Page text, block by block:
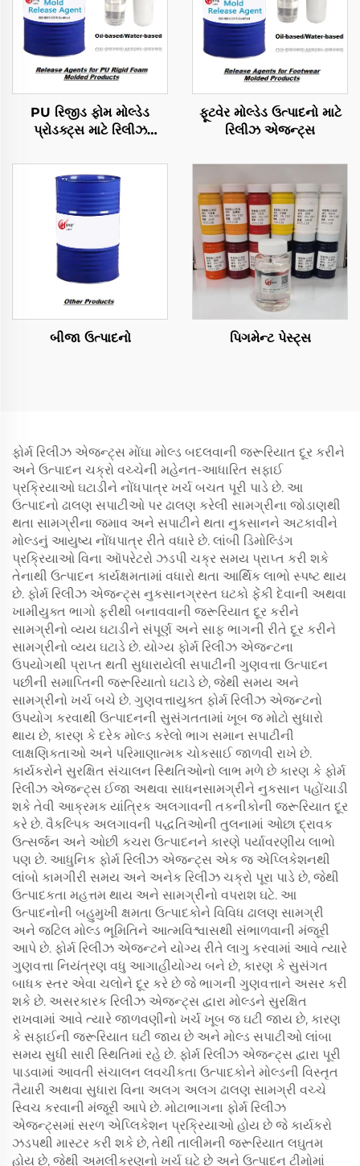
PU રિજીડ ફોમ મોલ્ડેડ
પ્રોડક્ટ્સ માટે રિલીઝ
ફૂટવેર મોલ્ડેડ ઉત્પાદનો માટે
રિલીઝ એજન્ટ્સ
બીજા ઉત્પાદનો પિગમેન્ટ પેસ્ટ્સ
ફોર્મ રિલીઝ એજન્ટ્સ મોંઘા મોલ્ડ બદલવાની જરૂરિયાત દૂર કરીને
અને ઉત્પાદન ચક્રો વચ્ચેની મહેનત-આધારિત સફાઈ
પ્રક્રિયાઓ ઘટાડીને નોંધપાત્ર ખર્ચ બચત પૂરી પાડે છે. આ
ઉત્પાદનો ઢાલણ સપાટીઓ પર ઢાલણ કરેલી સામગ્રીના જોડાણથી
થતા સામગ્રીના જમાવ અને સપાટીને થતા નુકસાનને અટકાવીને
મોલ્ડનું આયુષ્ય નોંધપાત્ર રીતે વધારે છે. લાંબી ડિમોલ્ડિંગ
પ્રક્રિયાઓ વિના ઑપરેટરો ઝડપી ચક્ર સમય પ્રાપ્ત કરી શકે
તેનાથી ઉત્પાદન કાર્યક્ષમતામાં વધારો થતા આર્થિક લાભો સ્પષ્ટ થાય
છે. ફોર્મ રિલીઝ એજન્ટ્સ નુકસાનગ્રસ્ત ઘટકો ફેંકી દેવાની અથવા
ખામીયુક્ત ભાગો ફરીથી બનાવવાની જરૂરિયાત દૂર કરીને
સામગ્રીનો વ્યય ઘટાડીને સંપૂર્ણ અને સાફ ભાગની રીતે દૂર કરીને
સામગ્રીનો વ્યય ઘટાડે છે. યોગ્ય ફોર્મ રિલીઝ એજન્ટના
ઉપયોગથી પ્રાપ્ત થતી સુધારાયેલી સપાટીની ગુણવત્તા ઉત્પાદન
પછીની સમાપ્તિની જરૂરિયાતો ઘટાડે છે, જેથી સમય અને
સામગ્રીનો ખર્ચ બચે છે. ગુણવત્તાયુક્ત ફોર્મ રિલીઝ એજન્ટનો
ઉપયોગ કરવાથી ઉત્પાદનની સુસંગતતામાં ખૂબ જ મોટો સુધારો
થાય છે, કારણ કે દરેક મોલ્ડ કરેલો ભાગ સમાન સપાટીની
લાક્ષણિકતાઓ અને પરિમાણાત્મક ચોકસાઈ જાળવી રાખે છે.
કાર્યકરોને સુરક્ષિત સંચાલન સ્થિતિઓનો લાભ મળે છે કારણ કે ફોર્મ
રિલીઝ એજન્ટ્સ ઈજા અથવા સાધનસામગ્રીને નુકસાન પહોંચાડી
શકે તેવી આક્રમક યાંત્રિક અલગાવની તકનીકોની જરૂરિયાત દૂર
કરે છે. વૈકલ્પિક અલગાવની પદ્ધતિઓની તુલનામાં ઓછા દ્રાવક
ઉત્સર્જન અને ઓછી કચરા ઉત્પાદનને કારણે પર્યાવરણીય લાભો
પણ છે. આધુનિક ફોર્મ રિલીઝ એજન્ટ્સ એક જ એપ્લિકેશનથી
લાંબો કામગીરી સમય અને અનેક રિલીઝ ચક્રો પૂરા પાડે છે, જેથી
ઉત્પાદકતા મહત્તમ થાય અને સામગ્રીનો વપરાશ ઘટે. આ
ઉત્પાદનોની બહુમુખી ક્ષમતા ઉત્પાદકોને વિવિધ ઢાલણ સામગ્રી
અને જટિલ મોલ્ડ ભૂમિતિને આત્મવિશ્વાસથી સંભાળવાની મંજૂરી
આપે છે. ફોર્મ રિલીઝ એજન્ટને યોગ્ય રીતે લાગુ કરવામાં આવે ત્યારે
ગુણવત્તા નિયંત્રણ વધુ આગાહીયોગ્ય બને છે, કારણ કે સુસંગત
બાધક સ્તર એવા ચલોને દૂર કરે છે જે ભાગની ગુણવત્તાને અસર કરી
શકે છે. અસરકારક રિલીઝ એજન્ટ્સ દ્વારા મોલ્ડને સુરક્ષિત
રાખવામાં આવે ત્યારે જાળવણીનો ખર્ચ ખૂબ જ ઘટી જાય છે, કારણ
કે સફાઈની જરૂરિયાત ઘટી જાય છે અને મોલ્ડ સપાટીઓ લાંબા
સમય સુધી સારી સ્થિતિમાં રહે છે. ફોર્મ રિલીઝ એજન્ટ્સ દ્વારા પૂરી
પાડવામાં આવતી સંચાલન લવચીકતા ઉત્પાદકોને મોલ્ડની વિસ્તૃત
તૈયારી અથવા સુધારા વિના અલગ અલગ ઢાલણ સામગ્રી વચ્ચે
સ્વિચ કરવાની મંજૂરી આપે છે. મોટાભાગના ફોર્મ રિલીઝ
એજન્ટ્સમાં સરળ એપ્લિકેશન પ્રક્રિયાઓ હોય છે જે કાર્યકરો
ઝડપથી માસ્ટર કરી શકે છે, તેથી તાલીમની જરૂરિયાત લઘુતમ
હોય છે, જેથી અમલીકરણનો ખર્ચ ઘટે છે અને ઉત્પાદન ટીમોમાં